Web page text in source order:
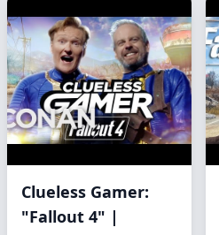
Clueless Gamer:
"Fallout 4" |